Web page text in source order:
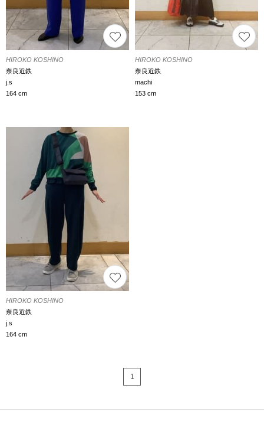
HIROKO KOSHINO
奈良近鉄
j.s
164 cm
HIROKO KOSHINO
奈良近鉄
machi
153 cm
HIROKO KOSHINO
奈良近鉄
j.s
164 cm
1